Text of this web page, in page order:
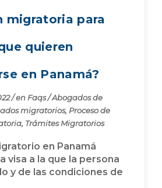
migratoria para
quieren
en Panamá?
/en Faqs/Abogados de
migratorios, Proceso de
, Trámites Migratorios
en Panamá
visa a la que la persona
y de las condiciones de